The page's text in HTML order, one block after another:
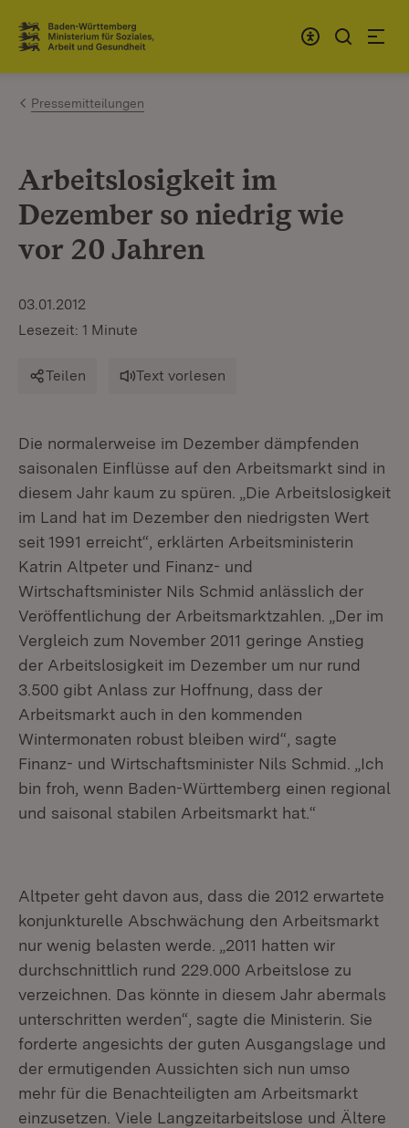
Zum Inhalt springen
Link zur Startseite
Pressemitteilungen
Arbeitslosigkeit im
Dezember so niedrig wie
vor 20 Jahren
03.01.2012
Lesezeit: 1 Minute
Teilen Text vorlesen
Die normalerweise im Dezember dämpfenden
saisonalen Einflüsse auf den Arbeitsmarkt sind in
diesem Jahr kaum zu spüren. „Die Arbeitslosigkeit
im Land hat im Dezember den niedrigsten Wert
seit 1991 erreicht“, erklärten Arbeitsministerin
Katrin Altpeter und Finanz- und
Wirtschaftsminister Nils Schmid anlässlich der
Veröffentlichung der Arbeitsmarktzahlen. „Der im
Vergleich zum November 2011 geringe Anstieg
der Arbeitslosigkeit im Dezember um nur rund
3.500 gibt Anlass zur Hoffnung, dass der
Arbeitsmarkt auch in den kommenden
Wintermonaten robust bleiben wird“, sagte
Finanz- und Wirtschaftsminister Nils Schmid. „Ich
bin froh, wenn Baden-Württemberg einen regional
und saisonal stabilen Arbeitsmarkt hat.“
Altpeter geht davon aus, dass die 2012 erwartete
konjunkturelle Abschwächung den Arbeitsmarkt
nur wenig belasten werde. „2011 hatten wir
durchschnittlich rund 229.000 Arbeitslose zu
verzeichnen. Das könnte in diesem Jahr abermals
unterschritten werden“, sagte die Ministerin. Sie
forderte angesichts der guten Ausgangslage und
der ermutigenden Aussichten sich nun umso
mehr für die Benachteiligten am Arbeitsmarkt
einzusetzen. Viele Langzeitarbeitslose und Ältere